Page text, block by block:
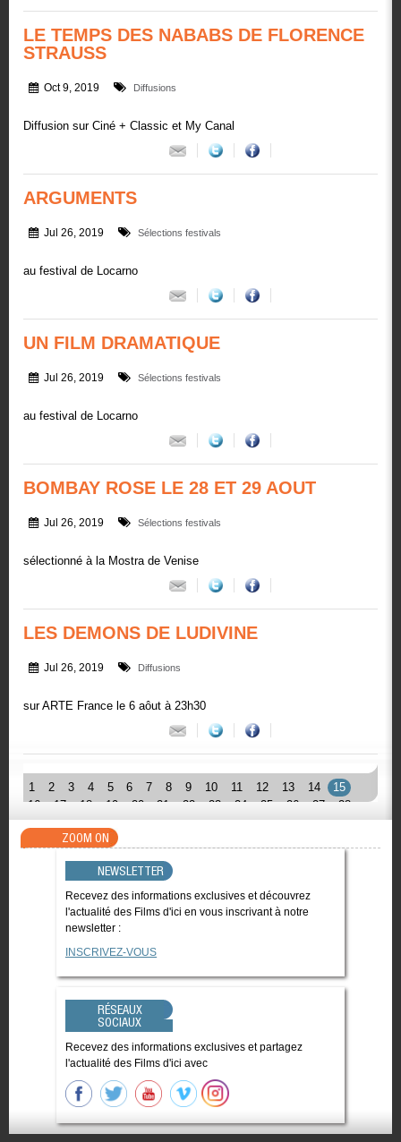
LE TEMPS DES NABABS DE FLORENCE
STRAUSS
Oct 9, 2019 Diffusions
Diffusion sur Ciné + Classic et My Canal
ARGUMENTS
Jul 26, 2019 Sélections festivals
au festival de Locarno
UN FILM DRAMATIQUE
Jul 26, 2019 Sélections festivals
au festival de Locarno
BOMBAY ROSE LE 28 ET 29 AOUT
Jul 26, 2019 Sélections festivals
sélectionné à la Mostra de Venise
LES DEMONS DE LUDIVINE
Jul 26, 2019 Diffusions
sur ARTE France le 6 aôut à 23h30
1 2 3 4 5 6 7 8 9 10 11 12 13 14
15
16
17 18 19 20 21 22 23 24 25 26 27 28
ZOOM ON
NEWSLETTER
Recevez des informations exclusives et découvrez
l'actualité des Films d'ici en vous inscrivant à notre
newsletter :
INSCRIVEZ-VOUS
RÉSEAUX
SOCIAUX
Recevez des informations exclusives et partagez
l'actualité des Films d'ici avec